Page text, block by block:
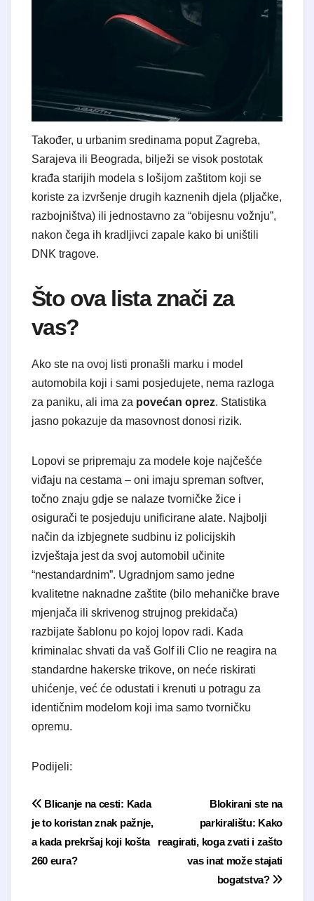
Također, u urbanim sredinama poput Zagreba,
Sarajeva ili Beograda, bilježi se visok postotak
krađa starijih modela s lošijom zaštitom koji se
koriste za izvršenje drugih kaznenih djela (pljačke,
razbojništva) ili jednostavno za “obijesnu vožnju”,
nakon čega ih kradljivci zapale kako bi uništili
DNK tragove.
Što ova lista znači za
vas?
Ako ste na ovoj listi pronašli marku i model
automobila koji i sami posjedujete, nema razloga
za paniku, ali ima za povećan oprez. Statistika
jasno pokazuje da masovnost donosi rizik.
Lopovi se pripremaju za modele koje najčešće
viđaju na cestama – oni imaju spreman softver,
točno znaju gdje se nalaze tvorničke žice i
osigurači te posjeduju unificirane alate. Najbolji
način da izbjegnete sudbinu iz policijskih
izvještaja jest da svoj automobil učinite
“nestandardnim”. Ugradnjom samo jedne
kvalitetne naknadne zaštite (bilo mehaničke brave
mjenjača ili skrivenog strujnog prekidača)
razbijate šablonu po kojoj lopov radi. Kada
kriminalac shvati da vaš Golf ili Clio ne reagira na
standardne hakerske trikove, on neće riskirati
uhićenje, već će odustati i krenuti u potragu za
identičnim modelom koji ima samo tvorničku
opremu.
Podijeli:
Navigacija objava
Blokirani ste na
parkiralištu: Kako
reagirati, koga zvati i zašto
vas inat može stajati
bogatstva?
Blicanje na cesti: Kada
je to koristan znak pažnje,
a kada prekršaj koji košta
260 eura?